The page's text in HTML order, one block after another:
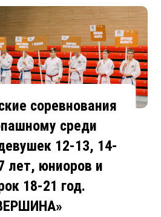
соревнования
среди
12-13, 14-
лет, юниоров и
18-21 год.